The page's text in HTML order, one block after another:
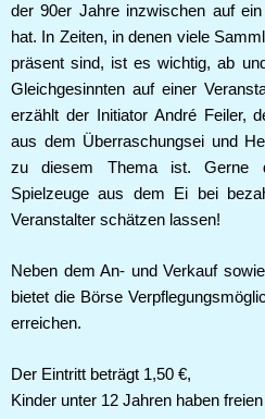
der 90er Jahre inzwischen auf
hat. In Zeiten, in denen viele
präsent sind, ist es wichtig, ab
Gleichgesinnten auf einer
erzählt der Initiator André Feiler,
aus dem Überraschungsei und
zu diesem Thema ist. Gerne
Spielzeuge aus dem Ei bei
Veranstalter schätzen lassen!
Neben dem An- und Verkauf
bietet die Börse
erreichen.
Der Eintritt beträgt 1,50 €,
Kinder unter 12 Jahren haben